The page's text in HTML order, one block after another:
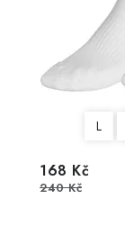
L
168 Kč
240 Kč